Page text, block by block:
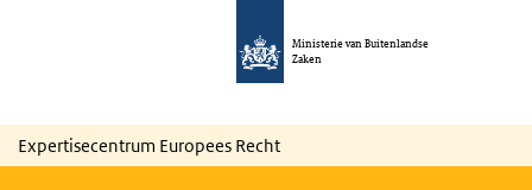
Ministerie van Buitenlandse
Zaken
Expertisecentrum Europees Recht